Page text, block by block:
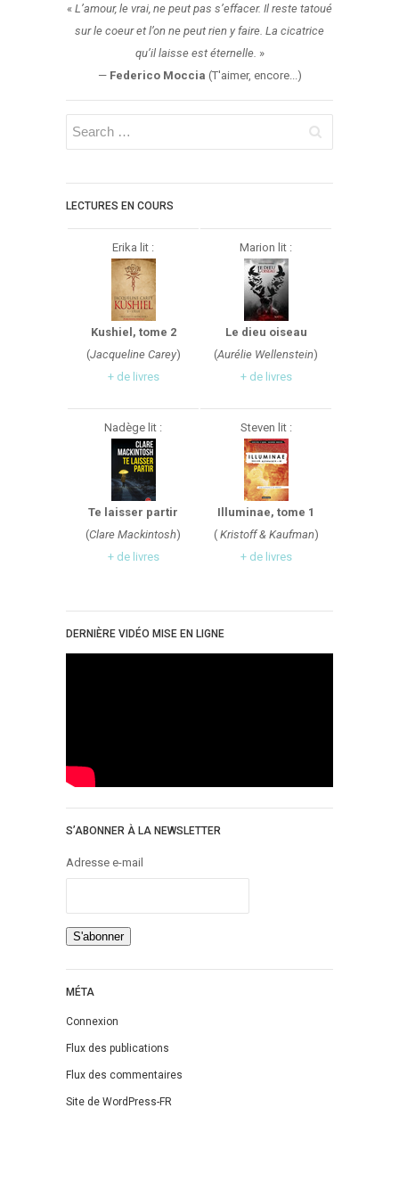
« L’amour, le vrai, ne peut pas s’effacer. Il reste tatoué
sur le coeur et l’on ne peut rien y faire. La cicatrice
qu’il laisse est éternelle. »
— Federico Moccia (T'aimer, encore...)
LECTURES EN COURS
Erika lit :
Kushiel, tome 2
(Jacqueline Carey)
+ de livres
Marion lit :
Le dieu oiseau
(Aurélie Wellenstein)
+ de livres
Nadège lit :
Te laisser partir
(Clare Mackintosh)
+ de livres
Steven lit :
Illuminae, tome 1
(Kristoff & Kaufman)
+ de livres
DERNIÈRE VIDÉO MISE EN LIGNE
S’ABONNER À LA NEWSLETTER
Adresse e-mail
MÉTA
Connexion
Flux des publications
Flux des commentaires
Site de WordPress-FR